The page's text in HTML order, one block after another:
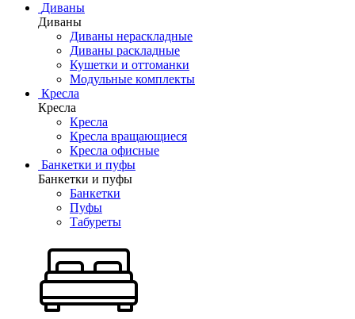
Диваны
Диваны
Диваны нераскладные
Диваны раскладные
Кушетки и оттоманки
Модульные комплекты
Кресла
Кресла
Кресла
Кресла вращающиеся
Кресла офисные
Банкетки и пуфы
Банкетки и пуфы
Банкетки
Пуфы
Табуреты